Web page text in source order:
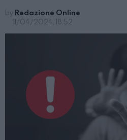
by Redazione Online
11/04/2024, 18:52